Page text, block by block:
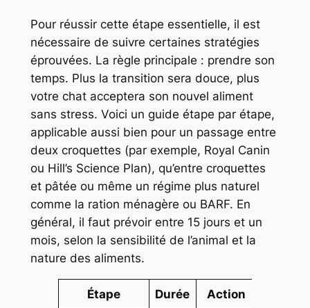
Pour réussir cette étape essentielle, il est
nécessaire de suivre certaines stratégies
éprouvées. La règle principale : prendre son
temps. Plus la transition sera douce, plus
votre chat acceptera son nouvel aliment
sans stress. Voici un guide étape par étape,
applicable aussi bien pour un passage entre
deux croquettes (par exemple, Royal Canin
ou Hill’s Science Plan), qu’entre croquettes
et pâtée ou même un régime plus naturel
comme la ration ménagère ou BARF. En
général, il faut prévoir entre 15 jours et un
mois, selon la sensibilité de l’animal et la
nature des aliments.
Étape Durée Action